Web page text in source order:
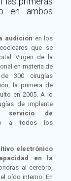
en ambos
audición en los
que se
Virgen de la
en materia de
300 cirugías
la primera de
en 2005. A lo
de implante
servicio de
a todos los
electrónico
en la
al cerebro,
oído interno. En